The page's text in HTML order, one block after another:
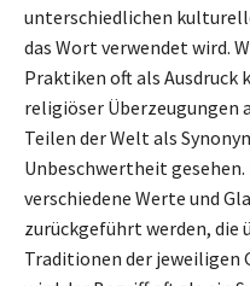
unterschiedlichen
das Wort verwendet wird.
Praktiken oft als
religiöser Überzeugungen
Teilen der Welt als
Unbeschwertheit
verschiedene Werte und
zurückgeführt werden, die
Traditionen der jeweiligen